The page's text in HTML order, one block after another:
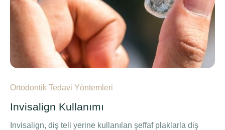
Ortodontik Tedavi Yöntemleri
Invisalign Kullanımı
Invisalign, diş teli yerine kullanılan şeffaf plaklarla diş